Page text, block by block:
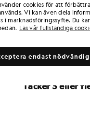
2
Verksamhet i
Täcker 5 eller
cookies för att
Vi kan även dela
i marknadsföringssyfte. Du
Läs vår fullständiga
endast